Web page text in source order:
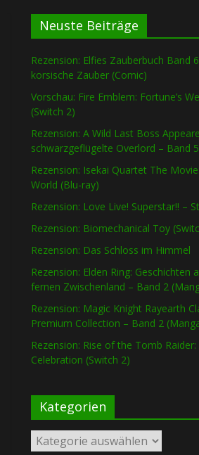
Neuste Beiträge
Rezension: Elfies Zauberbuch Band
korsische Zauber (Comic)
Vorschau: Fire Emblem: Fortune’s
(Switch 2)
Rezension: A Wild Last Boss
schwarzgeflügelte Overlord – Band
Rezension: Isekai Quartet The
World (Blu-ray)
Rezension: Love Live! Superstar!! –
Rezension: Biomechanical Toy
Rezension: Das Schloss im Himmel
Rezension: Elden Ring: Geschichten
fernen Zwischenland – Band 2
Rezension: Magic Knight Rayearth
Premium Collection – Band 2
Rezension: Rise of the Tomb Raider:
Celebration (Switch 2)
Kategorien
Kategorien